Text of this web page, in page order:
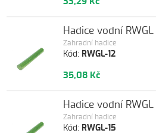
Kód: RWGL-12
Zahradní hadice
Hadice vodní
35,08 Kč
Kód: RWGL-15
Zahradní hadice
Hadice vodní